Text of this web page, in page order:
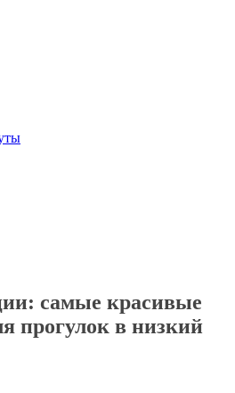
самые красивые
прогулок в низкий